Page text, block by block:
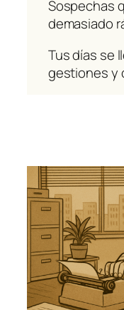
Sospechas
demasiado
Tus días se
gestiones y